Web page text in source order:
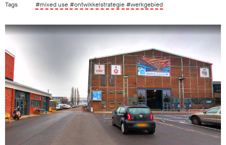
Tags
#mixed use#ontwikkelstrategie#werkgebied